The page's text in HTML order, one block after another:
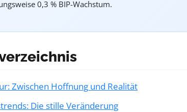
0,3 % BIP-Wachstum.
Zwischen Hoffnung und Realität
Die stille Veränderung